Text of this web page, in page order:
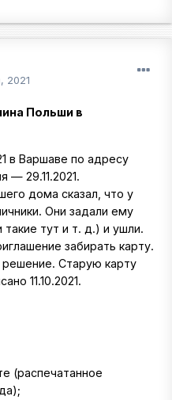
2021
Польши в
в Варшаве по адресу
— 29.11.2021.
дома сказал, что у
Они задали ему
тут и т. д.) и ушли.
забирать карту.
решение. Старую карту
11.10.2021.
(распечатанное